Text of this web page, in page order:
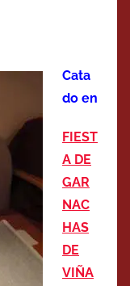
Cata
do en
FIEST
A DE
GAR
NAC
HAS
DE
VIÑA